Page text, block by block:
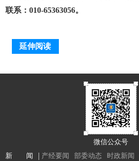
联系：010-65363056。
延伸阅读
微信公众号
新 闻
产经要闻 部委动态 时政新闻